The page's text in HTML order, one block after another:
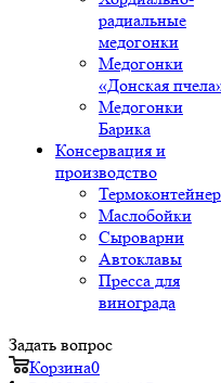
радиальные
медогонки
Медогонки
«Донская
Медогонки
Барика
Консервация и
производство
Маслобойки
Сыроварни
Автоклавы
Пресса для
винограда
Задать вопрос
Корзина0